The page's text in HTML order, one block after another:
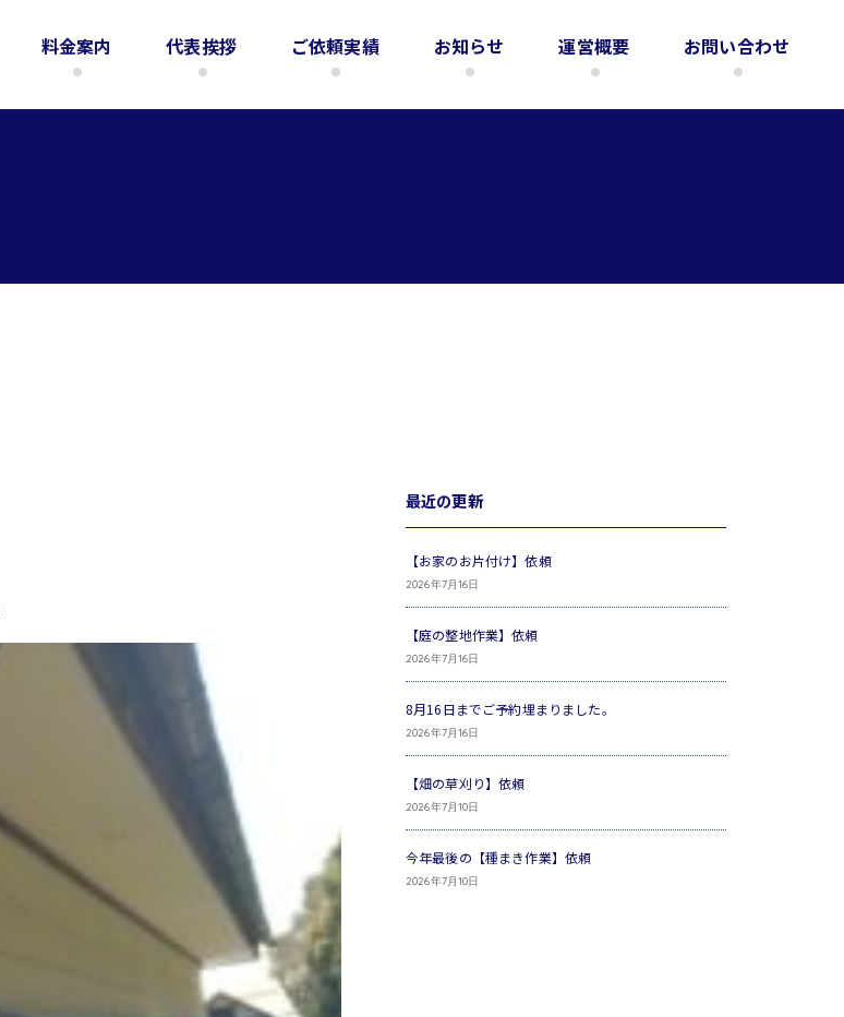
料金案内 代表挨拶 ご依頼実績 お知らせ 運営概要 お問い合わせ
最近の更新
【お家のお片付け】依頼
2026年7月16日
【庭の整地作業】依頼
2026年7月16日
8月16日までご予約埋まりました。
2026年7月16日
【畑の草刈り】依頼
2026年7月10日
今年最後の【種まき作業】依頼
2026年7月10日